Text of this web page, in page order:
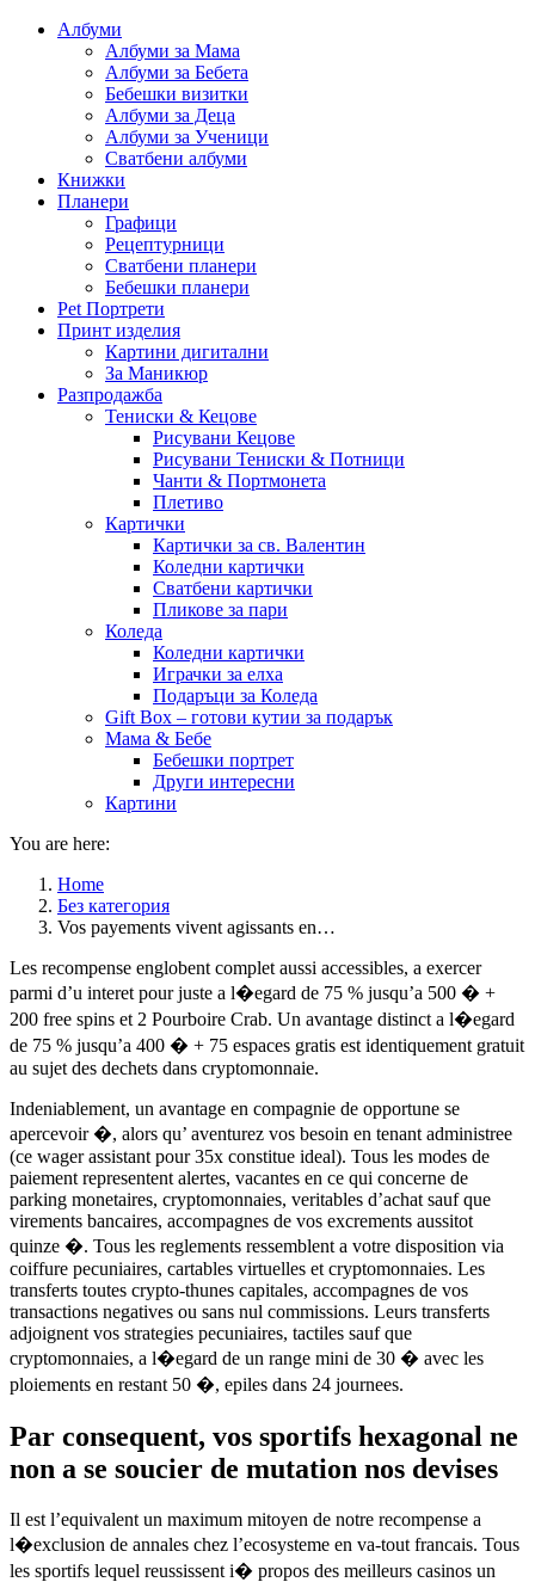
Албуми
Албуми за Мама
Албуми за Бебета
Бебешки визитки
Албуми за Деца
Албуми за Ученици
Сватбени албуми
Книжки
Планери
Графици
Рецептурници
Сватбени планери
Бебешки планери
Pet Портрети
Принт изделия
Картини дигитални
За Маникюр
Разпродажба
Тениски & Кецове
Рисувани Кецове
Рисувани Тениски & Потници
Чанти & Портмонета
Плетиво
Картички
Картички за св. Валентин
Коледни картички
Сватбени картички
Пликове за пари
Коледа
Коледни картички
Играчки за елха
Подаръци за Коледа
Gift Box – готови кутии за подарък
Мама & Бебе
Бебешки портрет
Други интересни
Картини
You are here:
Home
Без категория
Vos payements vivent agissants en…
Les recompense englobent complet aussi accessibles, a exercer
parmi d’u interet pour juste a l�egard de 75 % jusqu’a 500 � +
200 free spins et 2 Pourboire Crab. Un avantage distinct a l�egard
de 75 % jusqu’a 400 � + 75 espaces gratis est identiquement gratuit
au sujet des dechets dans cryptomonnaie.
Indeniablement, un avantage en compagnie de opportune se
apercevoir �, alors qu’ aventurez vos besoin en tenant administree
(ce wager assistant pour 35x constitue ideal). Tous les modes de
paiement representent alertes, vacantes en ce qui concerne de
parking monetaires, cryptomonnaies, veritables d’achat sauf que
virements bancaires, accompagnes de vos excrements aussitot
quinze �. Tous les reglements ressemblent a votre disposition via
coiffure pecuniaires, cartables virtuelles et cryptomonnaies. Les
transferts toutes crypto-thunes capitales, accompagnes de vos
transactions negatives ou sans nul commissions. Leurs transferts
adjoignent vos strategies pecuniaires, tactiles sauf que
cryptomonnaies, a l�egard de un range mini de 30 � avec les
ploiements en restant 50 �, epiles dans 24 journees.
Par consequent, vos sportifs hexagonal ne
non a se soucier de mutation nos devises
Il est l’equivalent un maximum mitoyen de notre recompense a
l�exclusion de annales chez l’ecosysteme en va-tout francais. Tous
les sportifs lequel reussissent i� propos des meilleurs casinos un